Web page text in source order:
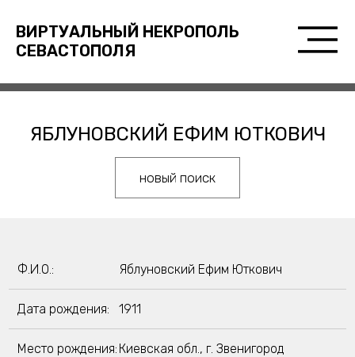
ВИРТУАЛЬНЫЙ НЕКРОПОЛЬ
СЕВАСТОПОЛЯ
ЯБЛУНОВСКИЙ ЕФИМ ЮТКОВИЧ
новый поиск
Ф.И.О.: Яблуновский Ефим Юткович
Дата рождения: 1911
Место рождения: Киевская обл., г. Звенигород